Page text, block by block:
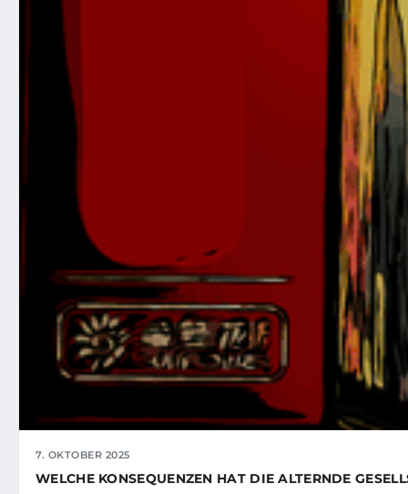
7. OKTOBER 2025
WELCHE KONSEQUENZEN HAT DIE ALTERNDE